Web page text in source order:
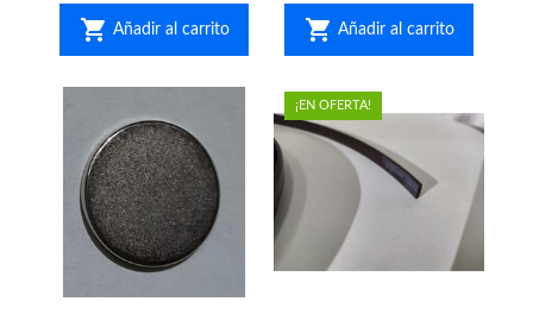
 Añadir al carrito  Añadir al carrito
¡EN OFERTA!